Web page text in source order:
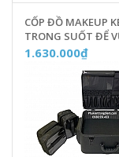
CỐP ĐỒ MAKEUP
TRONG SUỐT ĐỂ
1.630.000₫